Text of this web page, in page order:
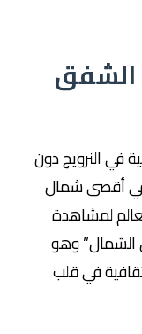
الشفق
في النرويج دون
أقصى شمال
لمشاهدة
الشمال” وهو
في قلب